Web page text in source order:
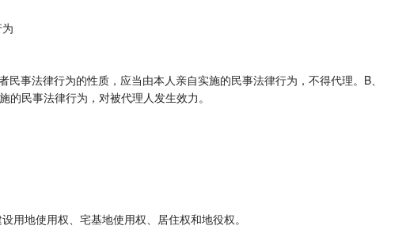
事法律行为的性质，应当由本人亲自实施的民事法律行为，不得代理。B、
民事法律行为，对被代理人发生效力。
用地使用权、宅基地使用权、居住权和地役权。